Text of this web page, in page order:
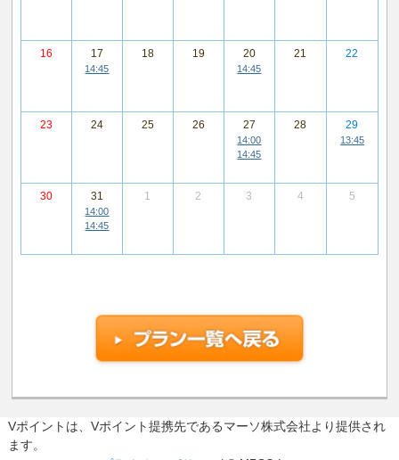
16 17
14:45
18 19 20
14:45
21 22
23 24 25 26 27
14:00
14:45
28 29
13:45
30 31
14:00
14:45
1 2 3 4 5
Vポイントは、Vポイント提携先であるマーソ株式会社より提供され
ます。